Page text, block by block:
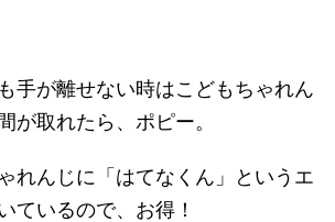
手が離せない時はこどもちゃれん
が取れたら、ポピー。
れんじに「はてなくん」というエ
ているので、お得！